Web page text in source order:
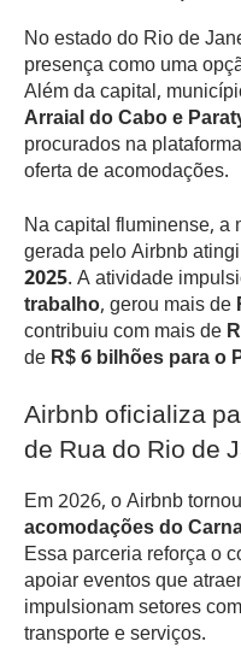
No estado do Rio de
presença como uma
Além da capital,
Arraial do Cabo e
procurados na
oferta de acomodações.
Na capital fluminense, a
gerada pelo Airbnb
2025. A atividade
trabalho, gerou mais de
contribuiu com mais de
deR$ 6 bilhões para o
Airbnb oficializa
de Rua do Rio de
Em 2026, o Airbnb
acomodações do
Essa parceria reforça o
apoiar eventos que
impulsionam setores
transporte e serviços.